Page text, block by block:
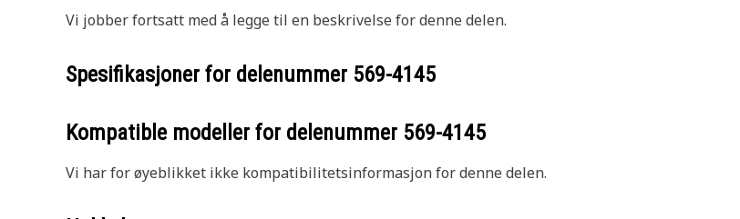
Vi jobber fortsatt med å legge til en beskrivelse for denne delen.
Spesifikasjoner for delenummer 569-4145
Kompatible modeller for delenummer 569-4145
Vi har for øyeblikket ikke kompatibilitetsinformasjon for denne delen.